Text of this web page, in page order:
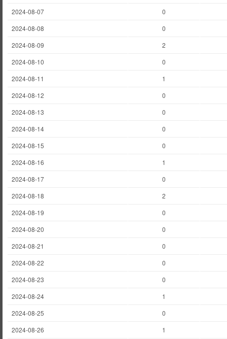
2024-08-07
0
2024-08-08
0
2024-08-09
2
2024-08-10
0
2024-08-11
1
2024-08-12
0
2024-08-13
0
2024-08-14
0
2024-08-15
0
2024-08-16
1
2024-08-17
0
2024-08-18
2
2024-08-19
0
2024-08-20
0
2024-08-21
0
2024-08-22
0
2024-08-23
0
2024-08-24
1
2024-08-25
0
2024-08-26
1